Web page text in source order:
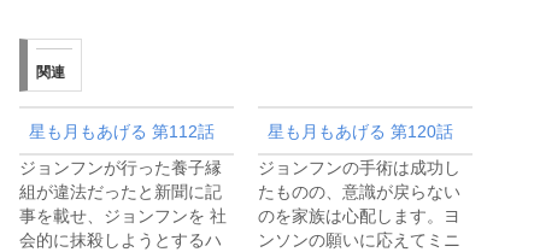
関連
星も月もあげる 第112話
ジョンフンが行った養子縁
組が違法だったと新聞に記
事を載せ、ジョンフンを 社
会的に抹殺しようとするハ
星も月もあげる 第120話
ジョンフンの手術は成功し
たものの、意識が戻らない
のを家族は心配します。ヨ
ンソンの願いに応えてミニ